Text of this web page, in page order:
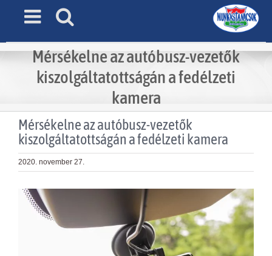
Mérsékelne az autóbusz-vezetők
kiszolgáltatottságán a fedélzeti
kamera
Mérsékelne az autóbusz-vezetők
kiszolgáltatottságán a fedélzeti kamera
2020. november 27.
View
Larger
Image